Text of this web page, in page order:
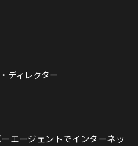
ディレクター
エージェントでインターネッ